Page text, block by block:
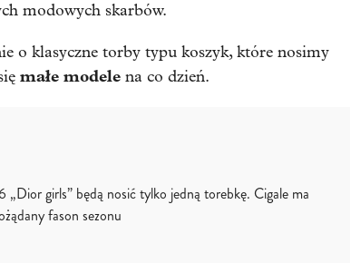
modowych skarbów.
o klasyczne torby typu koszyk, które nosimy
małe modele na co dzień.
„Dior girls” będą nosić tylko jedną torebkę. Cigale ma
fason sezonu